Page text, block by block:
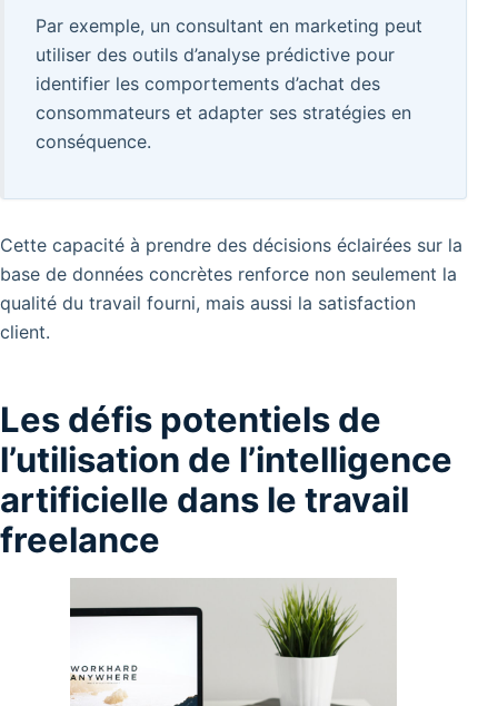
Par exemple, un consultant en marketing peut
utiliser des outils d’analyse prédictive pour
identifier les comportements d’achat des
consommateurs et adapter ses stratégies en
conséquence.
Cette capacité à prendre des décisions éclairées sur la
base de données concrètes renforce non seulement la
qualité du travail fourni, mais aussi la satisfaction
client.
Les défis potentiels de
l’utilisation de l’intelligence
artificielle dans le travail
freelance